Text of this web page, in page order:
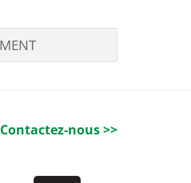
Contactez-nous >>